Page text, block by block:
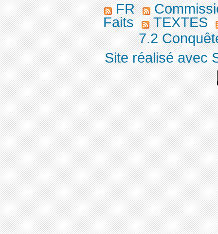
FR
Faits
TEXTES
7.2
Site réalisé avec